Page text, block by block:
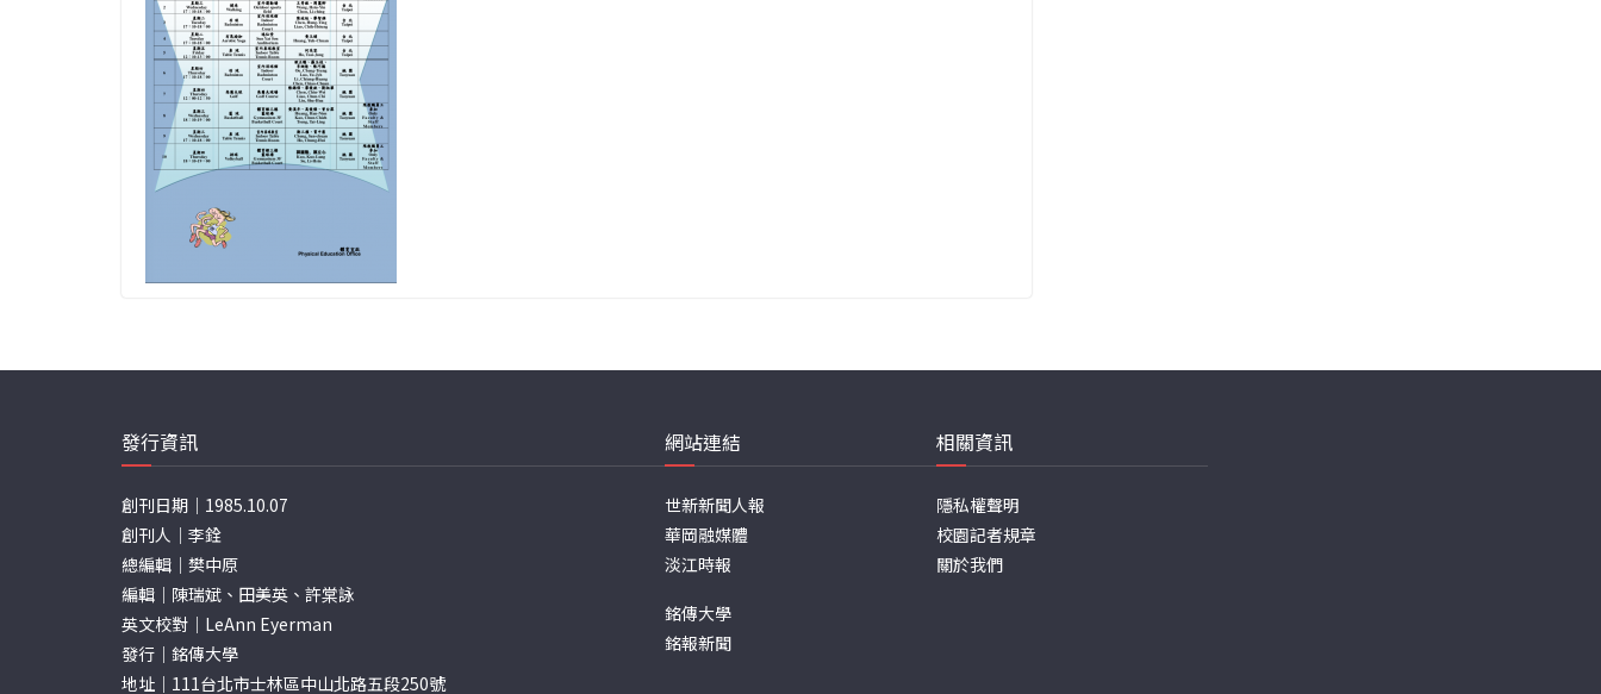
發行資訊
創刊日期｜1985.10.07
創刊人｜李銓
總編輯｜樊中原
編輯｜陳瑞斌、田美英、許棠詠
英文校對｜LeAnn Eyerman
發行｜銘傳大學
地址｜111台北市士林區中山北路五段250號
網站連結
世新新聞人報
華岡融媒體
淡江時報
銘傳大學
銘報新聞
相關資訊
隱私權聲明
校園記者規章
關於我們